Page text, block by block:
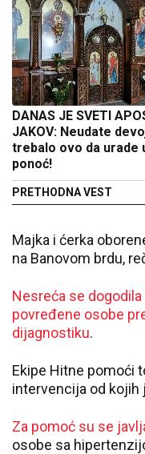
DANAS JE SVETI
JAKOV: Neudate
trebalo ovo da urade
ponoć!
PRETHODNA VEST
Majka i ćerka
na Banovom brdu,
Nesreća se
povređene osobe
dijagnostiku.
Ekipe Hitne pomoći
intervencija od kojih
Za pomoć su se
osobe sa